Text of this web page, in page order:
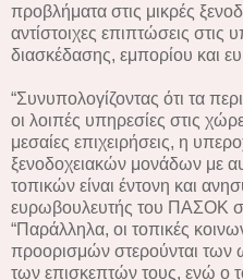
προβλήματα στις μικρές
αντίστοιχες επιπτώσεις στις
διασκέδασης, εμπορίου και
“Συνυπολογίζοντας ότι τα
οι λοιπές υπηρεσίες στις
μεσαίες επιχειρήσεις, η
ξενοδοχειακών μονάδων με
τοπικών είναι έντονη και
ευρωβουλευτής του ΠΑΣΟΚ
“Παράλληλα, οι τοπικές
προορισμών στερούνται των
των επισκεπτών τους, ενώ ο